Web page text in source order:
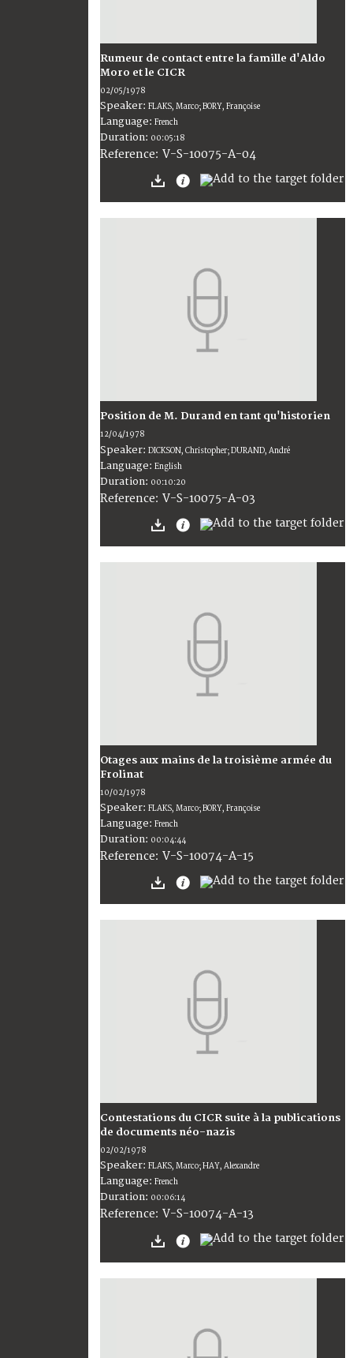
Rumeur de contact entre la famille d'Aldo
Moro et le CICR
02/05/1978
Speaker: FLAKS, Marco; BORY, Françoise
Language: French
Duration: 00:05:18
Reference: V-S-10075-A-04
Position de M. Durand en tant qu'historien
12/04/1978
Speaker: DICKSON, Christopher; DURAND, André
Language: English
Duration: 00:10:20
Reference: V-S-10075-A-03
Otages aux mains de la troisième armée du
Frolinat
10/02/1978
Speaker: FLAKS, Marco; BORY, Françoise
Language: French
Duration: 00:04:44
Reference: V-S-10074-A-15
Contestations du CICR suite à la publications
de documents néo-nazis
02/02/1978
Speaker: FLAKS, Marco; HAY, Alexandre
Language: French
Duration: 00:06:14
Reference: V-S-10074-A-13